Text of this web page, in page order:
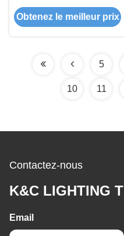
avec oxydation sablée
pour bande LED,
Obtenez le meilleur prix
5
10 11
Contactez-nous
K&C LIGHTING
Email